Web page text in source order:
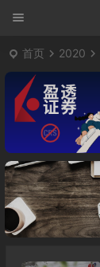
首页 2020